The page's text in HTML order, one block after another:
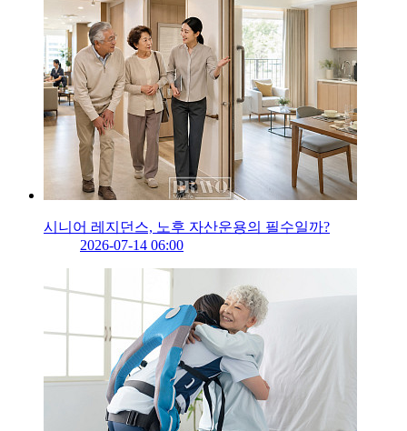
시니어 레지던스, 노후 자산운용의 필수일까?
2026-07-14 06:00